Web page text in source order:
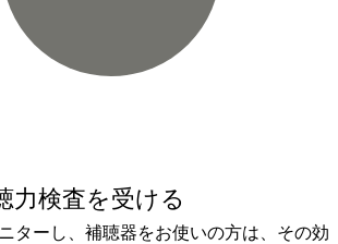
力検査を受ける
ターし、補聴器をお使いの方は、その効